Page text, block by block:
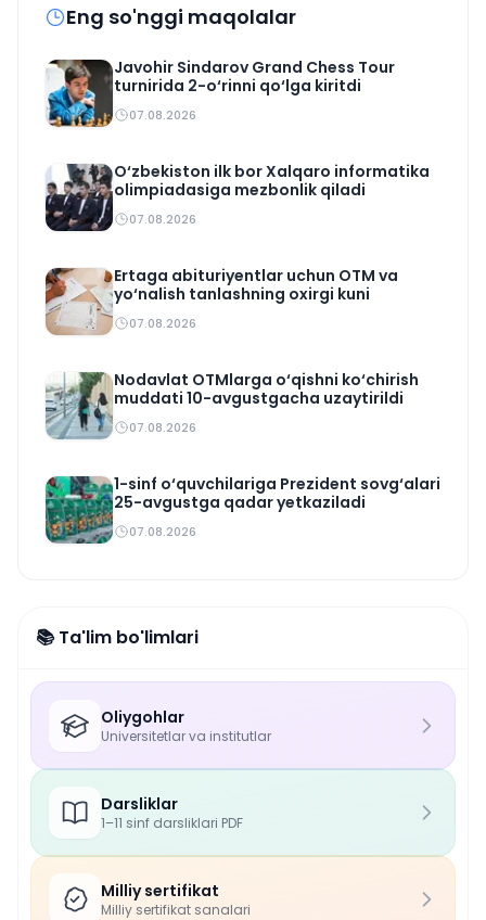
Eng so'nggi maqolalar
Javohir Sindarov Grand Chess Tour
turnirida 2-o‘rinni qo‘lga kiritdi
07.08.2026
O‘zbekiston ilk bor Xalqaro informatika
olimpiadasiga mezbonlik qiladi
07.08.2026
Ertaga abituriyentlar uchun OTM va
yo‘nalish tanlashning oxirgi kuni
07.08.2026
Nodavlat OTMlarga o‘qishni ko‘chirish
muddati 10-avgustgacha uzaytirildi
07.08.2026
1-sinf o‘quvchilariga Prezident sovg‘alari
25-avgustga qadar yetkaziladi
07.08.2026
📚 Ta'lim bo'limlari
Oliygohlar
Universitetlar va institutlar
Darsliklar
1–11 sinf darsliklari PDF
Milliy sertifikat
Milliy sertifikat sanalari